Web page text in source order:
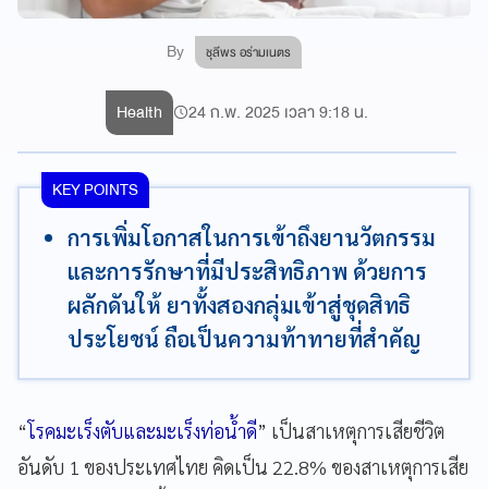
By ชุลีพร อร่ามเนตร
Health 24 ก.พ. 2025 เวลา 9:18 น.
KEY POINTS
การเพิ่มโอกาสในการเข้าถึงยานวัตกรรม
และการรักษาที่มีประสิทธิภาพ ด้วยการ
ผลักดันให้ ยาทั้งสองกลุ่มเข้าสู่ชุดสิทธิ
ประโยชน์ ถือเป็นความท้าทายที่สำคัญ
“โรคมะเร็งตับและมะเร็งท่อน้ำดี” เป็นสาเหตุการเสียชีวิต
อันดับ 1 ของประเทศไทย คิดเป็น 22.8% ของสาเหตุการเสีย